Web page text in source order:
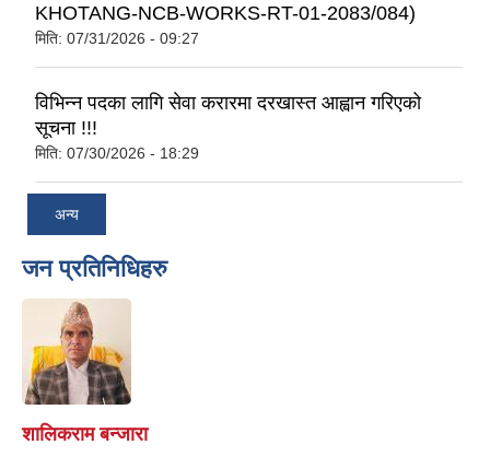
KHOTANG-NCB-WORKS-RT-01-2083/084)
मिति: 07/31/2026 - 09:27
विभिन्न पदका लागि सेवा करारमा दरखास्त आह्वान गरिएको
सूचना !!!
मिति: 07/30/2026 - 18:29
अन्य
जन प्रतिनिधिहरु
शालिकराम बन्जारा